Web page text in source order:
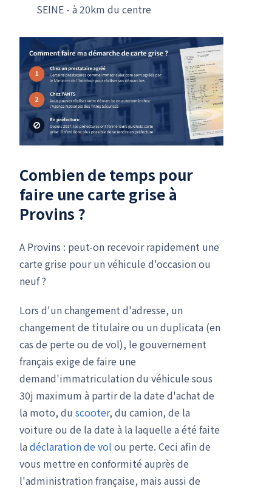
SEINE - à 20km du centre
Combien de temps pour
faire une carte grise à
Provins ?
A Provins : peut-on recevoir rapidement une
carte grise pour un véhicule d'occasion ou
neuf ?
Lors d'un changement d'adresse, un
changement de titulaire ou un duplicata (en
cas de perte ou de vol), le gouvernement
français exige de faire une
demand'immatriculation du véhicule sous
30j maximum à partir de la date d'achat de
la moto, du scooter, du camion, de la
voiture ou de la date à la laquelle a été faite
ladéclaration de vol ou perte. Ceci afin de
vous mettre en conformité auprès de
l'administration française, mais aussi de